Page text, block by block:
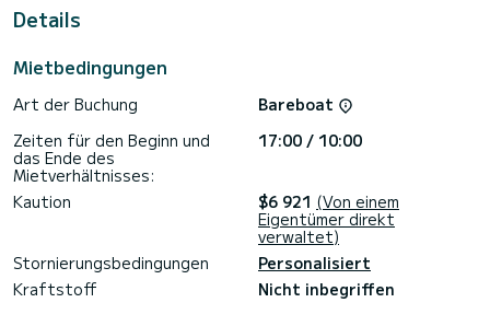
Rollgenua ausgestattet. Es verfügt über folgende
Deckdusche, Wassermacher, Elektrische Winde.
Wir laden Sie ein, direkt über die Plattform ein Angebot
anzufordern. Wir werden uns mit unseren besten Angeboten
Details
Mietbedingungen
Art der Buchung
Bareboat
Zeiten für den Beginn und
das Ende des
Mietverhältnisses:
17:00 / 10:00
Kaution $6 921 (Von einem
Eigentümer direkt
verwaltet)
Stornierungsbedingungen
Personalisiert
Kraftstoff
Nicht inbegriffen